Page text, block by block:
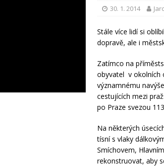
30. 1. 2014
Stále více lidí si
dopravě, ale i
Zatímco na
obyvatel v okolních
významnému
cestujících mezi
po Praze svezou
Na některých
tísní s vlaky
Smíchovem,
rekonstruovat, aby